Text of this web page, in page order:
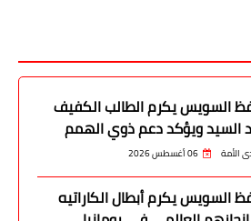
السويس يكرم الطالب الكفيف
السيد ويؤكد دعم ذوي الهمم
الأمة 06 أغسطس 2026
السويس يكرم أبطال الكاراتيه